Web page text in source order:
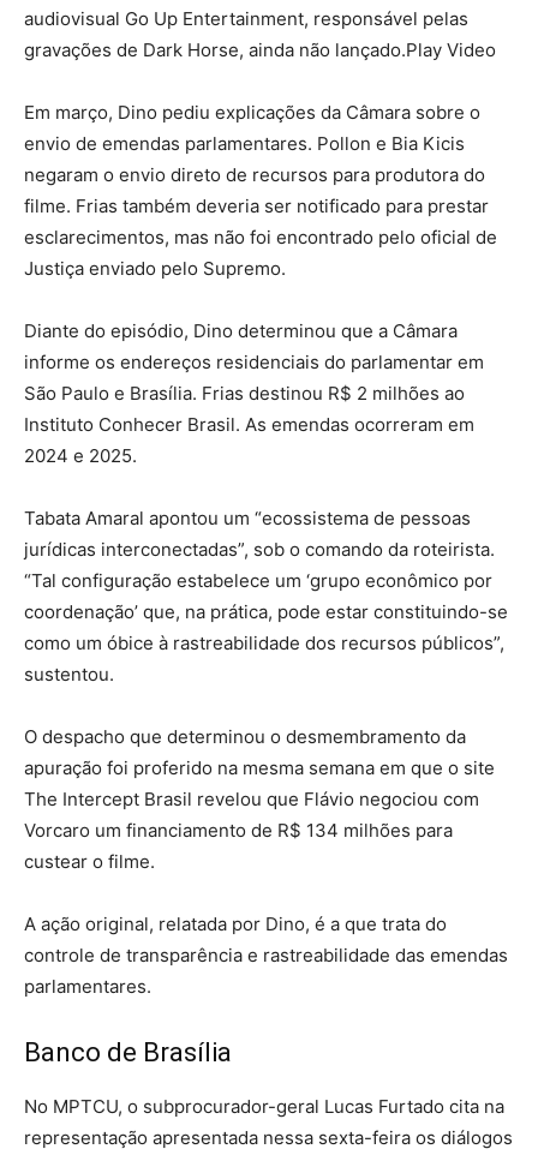
audiovisual Go Up Entertainment, responsável pelas
gravações de Dark Horse, ainda não lançado.Play Video
Em março, Dino pediu explicações da Câmara sobre o
envio de emendas parlamentares. Pollon e Bia Kicis
negaram o envio direto de recursos para produtora do
filme. Frias também deveria ser notificado para prestar
esclarecimentos, mas não foi encontrado pelo oficial de
Justiça enviado pelo Supremo.
Diante do episódio, Dino determinou que a Câmara
informe os endereços residenciais do parlamentar em
São Paulo e Brasília. Frias destinou R$ 2 milhões ao
Instituto Conhecer Brasil. As emendas ocorreram em
2024 e 2025.
Tabata Amaral apontou um “ecossistema de pessoas
jurídicas interconectadas”, sob o comando da roteirista.
“Tal configuração estabelece um ‘grupo econômico por
coordenação’ que, na prática, pode estar constituindo-se
como um óbice à rastreabilidade dos recursos públicos”,
sustentou.
O despacho que determinou o desmembramento da
apuração foi proferido na mesma semana em que o site
The Intercept Brasil revelou que Flávio negociou com
Vorcaro um financiamento de R$ 134 milhões para
custear o filme.
A ação original, relatada por Dino, é a que trata do
controle de transparência e rastreabilidade das emendas
parlamentares.
Banco de Brasília
No MPTCU, o subprocurador-geral Lucas Furtado cita na
representação apresentada nessa sexta-feira os diálogos